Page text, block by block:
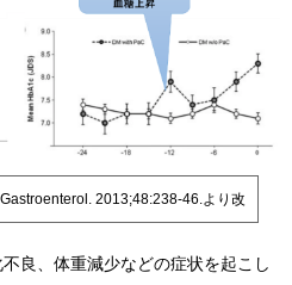
2013;48:238-46.より改
良、体重減少などの症状を起こし